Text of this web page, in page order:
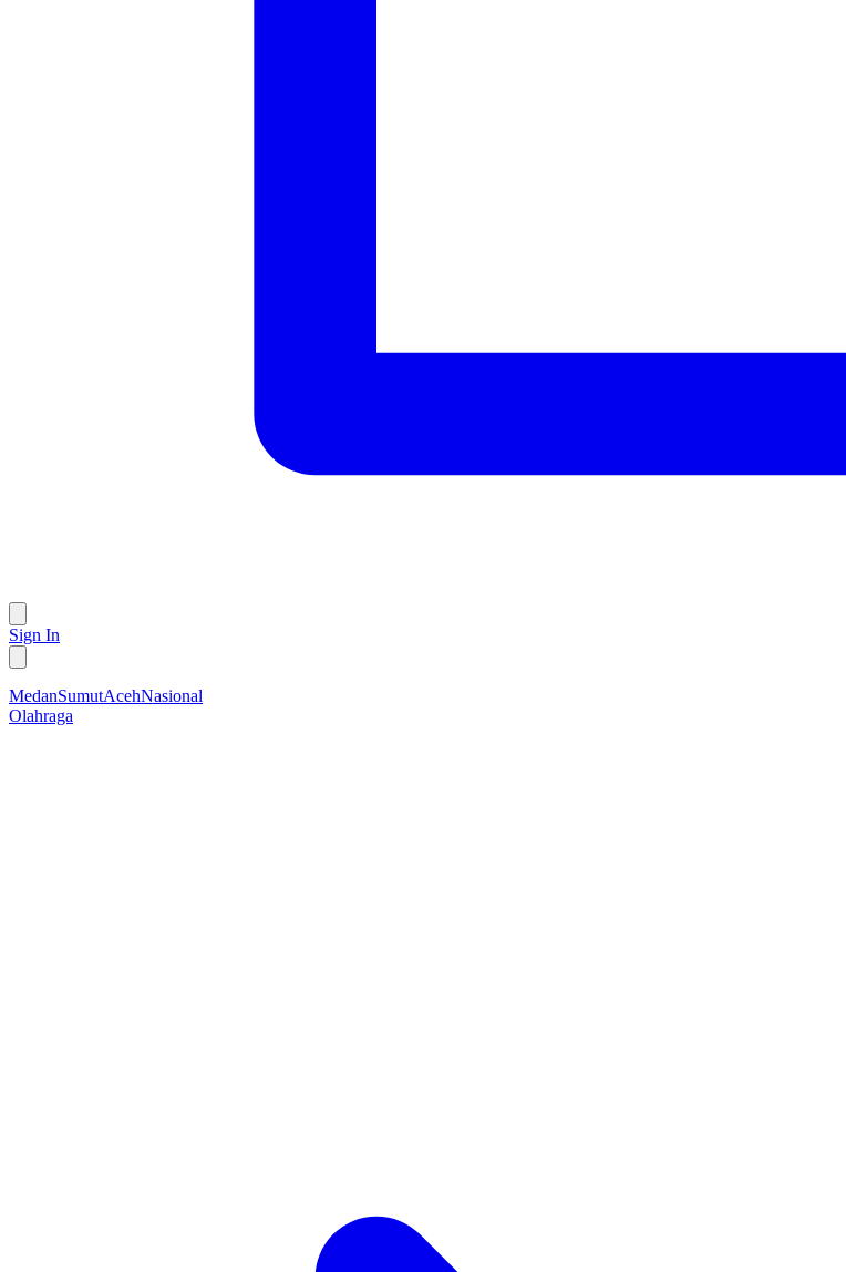
Sign In
MedanSumutAcehNasional
Olahraga